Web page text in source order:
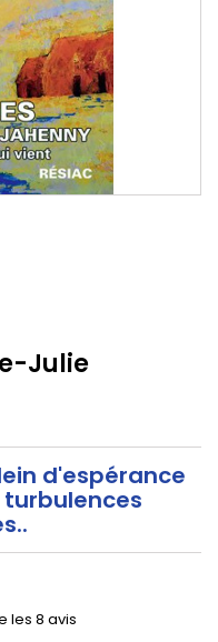
Julie
d'espérance
les 8 avis